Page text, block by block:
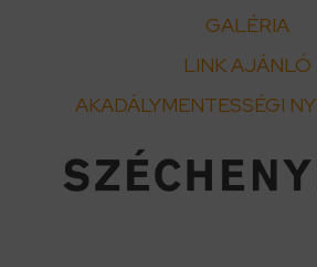
GALÉRIA
LINK AJÁNLÓ
AKADÁLYMENTESSÉGI